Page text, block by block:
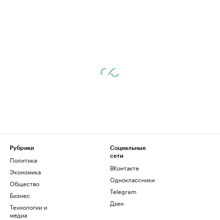
Рубрики
Политика
Экономика
Общество
Бизнес
Технологии и
медиа
Социальные
сети
ВКонтакте
Одноклассники
Telegram
Дзен